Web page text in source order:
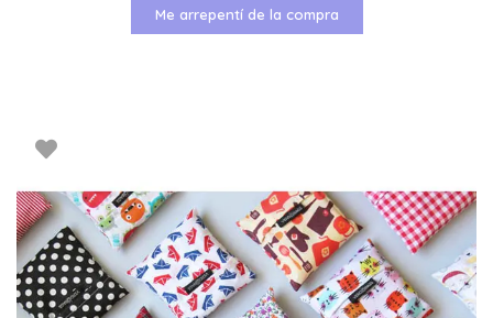
Me arrepentí de la compra